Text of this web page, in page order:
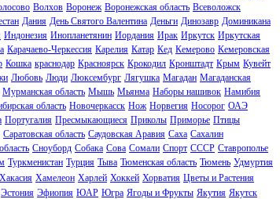
Волхов Воронеж Воронежская область Всеволожск
Дания День Святого Валентина Деньги Динозавр Доминикана
Индонезия Инопланетянин Иордания Ирак Иркутск Иркутская
Карачаево-Черкессия Карелия Катар Кед Кемерово Кемеровская
Кошка краснодар Красноярск Крокодил Кронштадт Крым Кувейт
Любовь Люди Люксембург Лягушка Магадан Магаданская
Мурманская область Мышь Мьянма Наборы нашивок Намибия
область Новочеркасск Нож Норвегия Носорог ОАЭ
Португалия Пресмыкающиеся Приколы Приморье Птицы
Саратовская область Саудовская Аравия Саха Сахалин
Сноуборд Собака Сова Сомали Спорт СССР Ставрополье
Туркменистан Турция Тыва Тюменская область Тюмень Удмуртия
Хакасия Хамелеон Харлей Хоккей Хорватия Цветы и Растения
Эстония Эфиопия ЮАР Югра Ягоды и Фрукты Якутия Якутск